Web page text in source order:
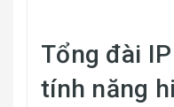
Tổng đài
tính năng